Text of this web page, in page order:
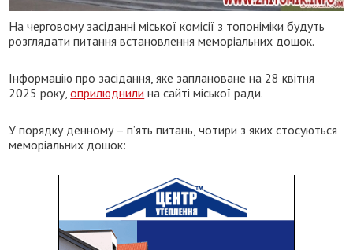
На черговому засіданні міської комісії з топоніміки будуть
розглядати питання встановлення меморіальних дошок.
Інформацію про засідання, яке заплановане на 28 квітня
2025 року,оприлюднили на сайті міської ради.
У порядку денному – п’ять питань, чотири з яких стосуються
меморіальних дошок: